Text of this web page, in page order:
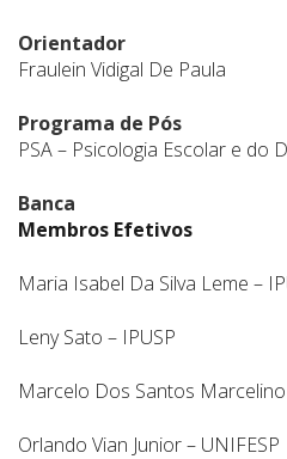
Orientador
Fraulein Vidigal De Paula
Programa de Pós
PSA – Psicologia Escolar e do
Banca
Membros Efetivos
Maria Isabel Da Silva Leme –
Leny Sato – IPUSP
Marcelo Dos Santos Marcelino
Orlando Vian Junior – UNIFESP